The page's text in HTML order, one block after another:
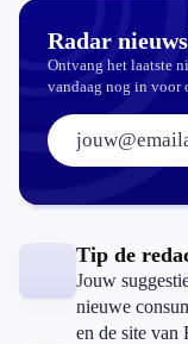
Radar
Ontvang het laatste
vandaag nog in voor
E-mailadres:
Tip de
Jouw
nieuwe
en de site van